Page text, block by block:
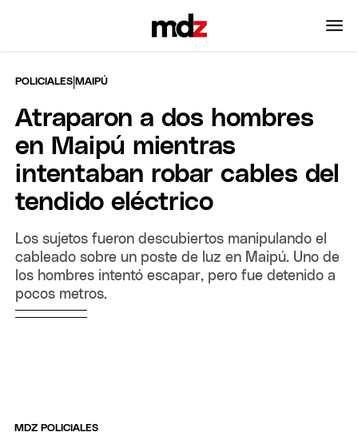
POLICIALES |MAIPÚ
Atraparon a dos hombres
en Maipú mientras
intentaban robar cables del
tendido eléctrico
Los sujetos fueron descubiertos manipulando el
cableado sobre un poste de luz en Maipú. Uno de
los hombres intentó escapar, pero fue detenido a
pocos metros.
MDZ POLICIALES